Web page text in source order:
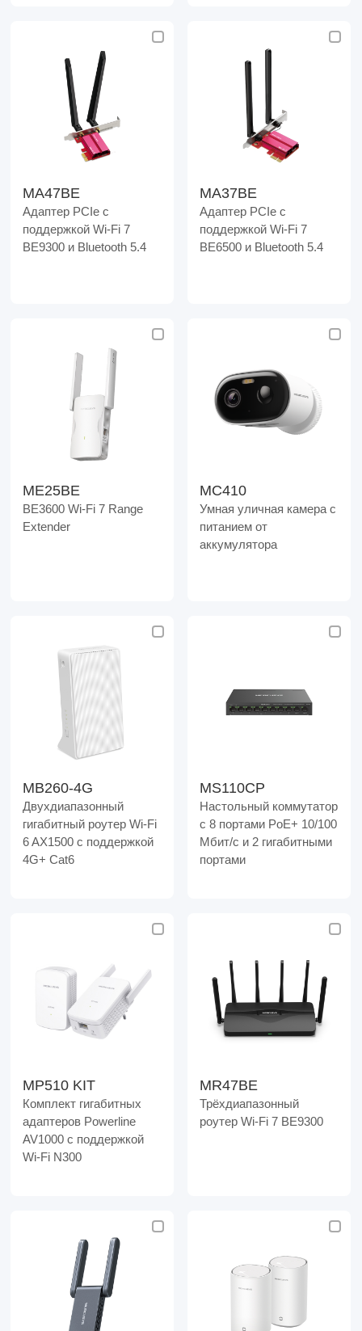
MA47BE
Адаптер PCIe с
поддержкой Wi-Fi 7
BE9300 и Bluetooth 5.4
MA37BE
Адаптер PCIe с
поддержкой Wi-Fi 7
BE6500 и Bluetooth 5.4
ME25BE
BE3600 Wi-Fi 7 Range
Extender
MC410
Умная уличная камера с
питанием от
аккумулятора
MB260-4G
Двухдиапазонный
гигабитный роутер Wi-Fi
6 AX1500 с поддержкой
4G+ Cat6
MS110CP
Настольный коммутатор
с 8 портами PoE+ 10/100
Мбит/c и 2 гигабитными
портами
MP510 KIT
Комплект гигабитных
адаптеров Powerline
AV1000 с поддержкой
Wi‑Fi N300
MR47BE
Трёхдиапазонный
роутер Wi-Fi 7 BE9300